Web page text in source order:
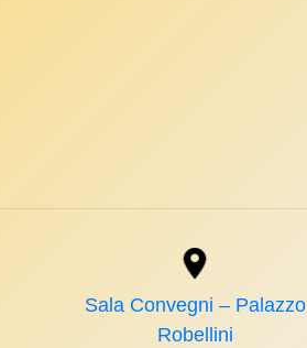
Sala Convegni – Palazzo
Robellini